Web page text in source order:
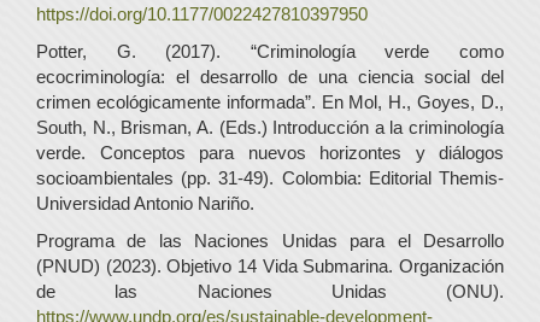
https://doi.org/10.1177/0022427810397950
Potter, G. (2017). “Criminología verde como
ecocriminología: el desarrollo de una ciencia social del
crimen ecológicamente informada”. En Mol, H., Goyes, D.,
South, N., Brisman, A. (Eds.) Introducción a la criminología
verde. Conceptos para nuevos horizontes y diálogos
socioambientales (pp. 31-49). Colombia: Editorial Themis-
Universidad Antonio Nariño.
Programa de las Naciones Unidas para el Desarrollo
(PNUD) (2023). Objetivo 14 Vida Submarina. Organización
de las Naciones Unidas (ONU).
https://www.undp.org/es/sustainable-development-